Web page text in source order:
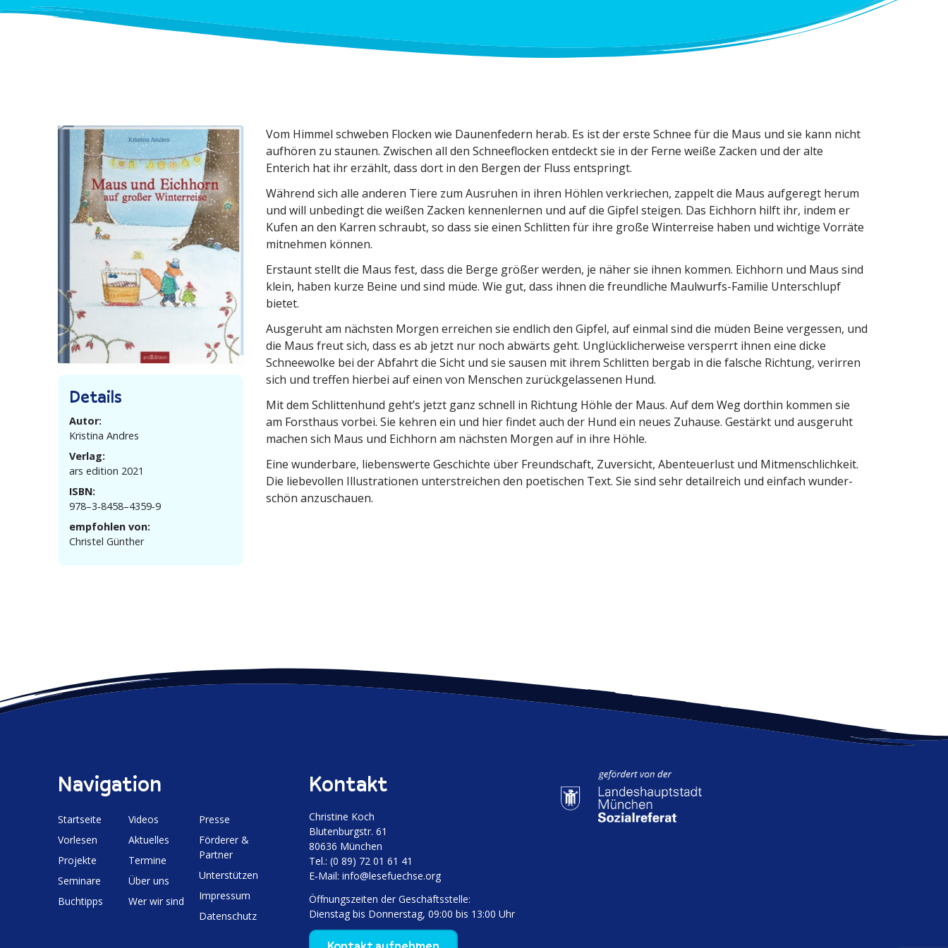
Details
Autor:
Kristina Andres
Verlag:
ars edition 2021
ISBN:
978–3‑8458–4359‑9
empfohlen von:
Christel Günther
Vom Himmel schweben Flocken wie Daunen­federn herab. Es ist der erste Schnee für die Maus und sie kann nicht
aufhören zu staunen. Zwischen all den Schnee­flocken entdeckt sie in der Ferne weiße Zacken und der alte
Enterich hat ihr erzählt, dass dort in den Bergen der Fluss entspringt.
Während sich alle anderen Tiere zum Ausruhen in ihren Höhlen verkriechen, zappelt die Maus aufgeregt herum
und will unbedingt die weißen Zacken kennen­lernen und auf die Gipfel steigen. Das Eichhorn hilft ihr, indem er
Kufen an den Karren schraubt, so dass sie einen Schlitten für ihre große Winter­reise haben und wichtige Vorräte
mitnehmen können.
Erstaunt stellt die Maus fest, dass die Berge größer werden, je näher sie ihnen kommen. Eichhorn und Maus sind
klein, haben kurze Beine und sind müde. Wie gut, dass ihnen die freund­liche Maulwurfs-Familie Unter­schlupf
bietet.
Ausgeruht am nächsten Morgen erreichen sie endlich den Gipfel, auf einmal sind die müden Beine vergessen, und
die Maus freut sich, dass es ab jetzt nur noch abwärts geht. Unglück­li­cher­weise versperrt ihnen eine dicke
Schnee­wolke bei der Abfahrt die Sicht und sie sausen mit ihrem Schlitten bergab in die falsche Richtung, verirren
sich und treffen hierbei auf einen von Menschen zurück­ge­las­senen Hund.
Mit dem Schlit­tenhund geht’s jetzt ganz schnell in Richtung Höhle der Maus. Auf dem Weg dorthin kommen sie
am Forsthaus vorbei. Sie kehren ein und hier findet auch der Hund ein neues Zuhause. Gestärkt und ausgeruht
machen sich Maus und Eichhorn am nächsten Morgen auf in ihre Höhle.
Eine wunderbare, liebens­werte Geschichte über Freund­schaft, Zuver­sicht, Abenteu­erlust und Mitmensch­lichkeit.
Die liebe­vollen Illus­tra­tionen unter­streichen den poeti­schen Text. Sie sind sehr detail­reich und einfach wunder­
schön anzuschauen.
Navigation
Start­seite
Vorlesen
Projekte
Seminare
Buchtipps
Videos
Aktuelles
Termine
Über uns
Wer wir sind
Presse
Förderer &
Partner
Unter­stützen
Impressum
Daten­schutz
Kontakt
Christine Koch
Bluten­burgstr. 61
80636 München
Tel.: (0 89) 72 01 61 41
E‑Mail:info@lesefuechse.org
Öffnungs­zeiten der Geschäftsstelle:
Dienstag bis Donnerstag, 09:00 bis 13:00 Uhr